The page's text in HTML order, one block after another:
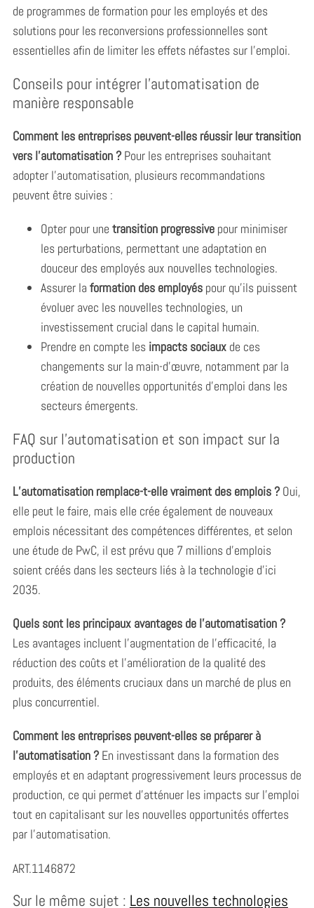
de programmes de formation pour les employés et des
solutions pour les reconversions professionnelles sont
essentielles afin de limiter les effets néfastes sur l’emploi.
Conseils pour intégrer l’automatisation de
manière responsable
Comment les entreprises peuvent-elles réussir leur transition
vers l’automatisation ?Pour les entreprises souhaitant
adopter l’automatisation, plusieurs recommandations
peuvent être suivies :
Opter pour une transition progressivepour minimiser
les perturbations, permettant une adaptation en
douceur des employés aux nouvelles technologies.
Assurer la formation des employéspour qu’ils puissent
évoluer avec les nouvelles technologies, un
investissement crucial dans le capital humain.
Prendre en compte les impacts sociauxde ces
changements sur la main-d’œuvre, notamment par la
création de nouvelles opportunités d’emploi dans les
secteurs émergents.
FAQ sur l’automatisation et son impact sur la
production
L’automatisation remplace-t-elle vraiment des emplois ?Oui,
elle peut le faire, mais elle crée également de nouveaux
emplois nécessitant des compétences différentes, et selon
une étude de PwC, il est prévu que 7 millions d’emplois
soient créés dans les secteurs liés à la technologie d’ici
2035.
Quels sont les principaux avantages de l’automatisation ?
Les avantages incluent l’augmentation de l’efficacité, la
réduction des coûts et l’amélioration de la qualité des
produits, des éléments cruciaux dans un marché de plus en
plus concurrentiel.
Comment les entreprises peuvent-elles se préparer à
l’automatisation ?En investissant dans la formation des
employés et en adaptant progressivement leurs processus de
production, ce qui permet d’atténuer les impacts sur l’emploi
tout en capitalisant sur les nouvelles opportunités offertes
par l’automatisation.
ART.1146872
Sur le même sujet : Les nouvelles technologies